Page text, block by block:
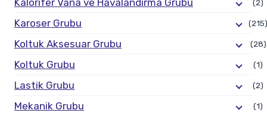
Kalorifer Vana ve Havalandırma Grubu (2)
Karoser Grubu (215)
Koltuk Aksesuar Grubu (28)
Koltuk Grubu (1)
Lastik Grubu (2)
Mekanik Grubu (1)